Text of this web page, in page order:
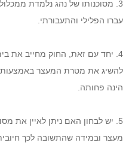
3. מסוכנותו של נהג נלמדת
עברו הפלילי והתעבורתי.
4. יחד עם זאת, החוק מחייב את
להשיג את מטרת המעצר
הינה פחותה.
5. יש לבחון האם ניתן לאיין את
מעצר ובמידה שהתשובה לכך